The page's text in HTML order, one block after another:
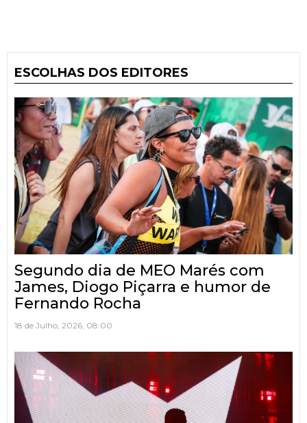
ESCOLHAS DOS EDITORES
Segundo dia de MEO Marés com
James, Diogo Piçarra e humor de
Fernando Rocha
18 de Julho, 2026, 08:00